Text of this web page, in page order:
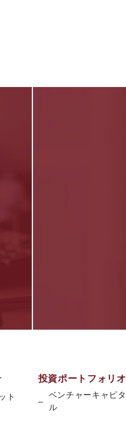
ト
投資ポートフォリオ
ベンチャーキャピタ
ル